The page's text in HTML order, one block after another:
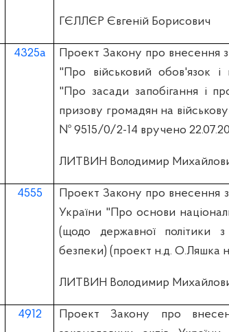
ГЄЛЛЄР Євгеній Борисович
4325а
Проект Закону про внесення
"Про військовий обов'язок і
"Про засади запобігання і
призову громадян на
№ 9515/0/2-14 вручено
ЛИТВИН Володимир
4555
Проект Закону про внесення
України "Про основи
(щодо державної політики з
безпеки) (проект н.д. О.Ляшка
ЛИТВИН Володимир
4912
Проект Закону про